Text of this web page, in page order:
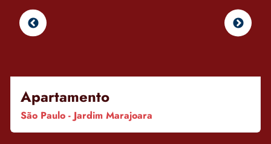
Apartamento
São Paulo - Jardim Marajoara